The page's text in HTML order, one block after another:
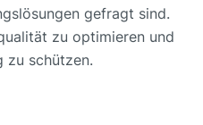
gefragt sind.
zu optimieren und
zu schützen.